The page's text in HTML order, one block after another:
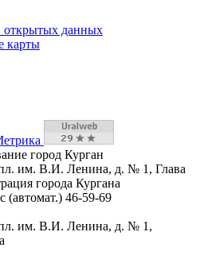
открытых данных
карты
город Курган
пл. им. В.И. Ленина, д. № 1, Глава
города Кургана
(автомат.) 46-59-69
пл. им. В.И. Ленина, д. № 1,